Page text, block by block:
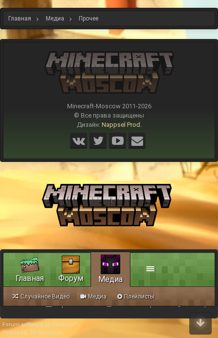
Главная Медиа Прочее
Minecraft-Moscow 2011-2026
© Все права защищены
Дизайн: Nappsel Prod.
Главная Форум Медиа
Случайное Видео Медиа Плейлисты
Обратная связь Условия и правила Помощь
Forum software by XenForo™
Перевод: XF-Russia.ru